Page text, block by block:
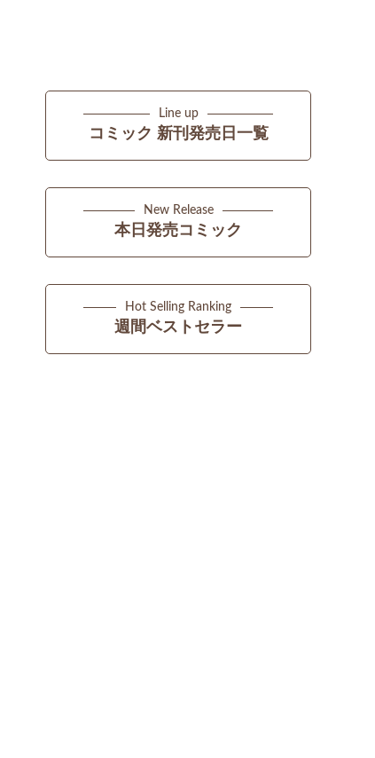
Line up
コミック 新刊発売日一覧
New Release
本日発売コミック
Hot Selling Ranking
週間ベストセラー